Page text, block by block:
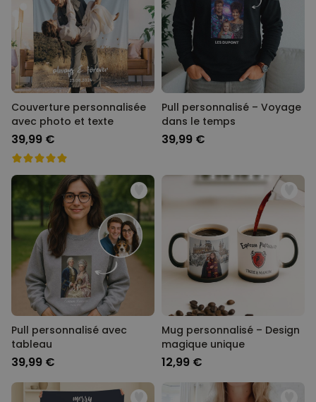
Couverture personnalisée
avec photo et texte
39,99 €
Pull personnalisé – Voyage
dans le temps
39,99 €
Pull personnalisé avec
tableau
39,99 €
Mug personnalisé – Design
magique unique
12,99 €